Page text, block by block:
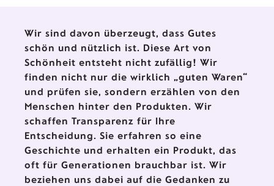
Werkstätten, die für
traditionelles Handwerk und
liebevolle Detailarbeit stehen.
Wir sind davon überzeugt, dass Gutes
schön und nützlich ist. Diese Art von
Schönheit entsteht nicht zufällig! Wir
finden nicht nur die wirklich „guten Waren“
und prüfen sie, sondern erzählen von den
Menschen hinter den Produkten. Wir
schaffen Transparenz für Ihre
Entscheidung. Sie erfahren so eine
Geschichte und erhalten ein Produkt, das
oft für Generationen brauchbar ist. Wir
beziehen uns dabei auf die Gedanken zu